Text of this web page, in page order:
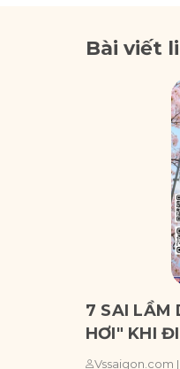
Bài viết
7 SAI LẦM
HƠI" KHI
Vssaigon.com |